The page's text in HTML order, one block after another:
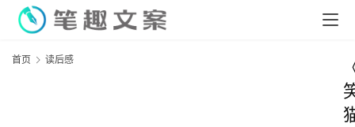
首页 读后感